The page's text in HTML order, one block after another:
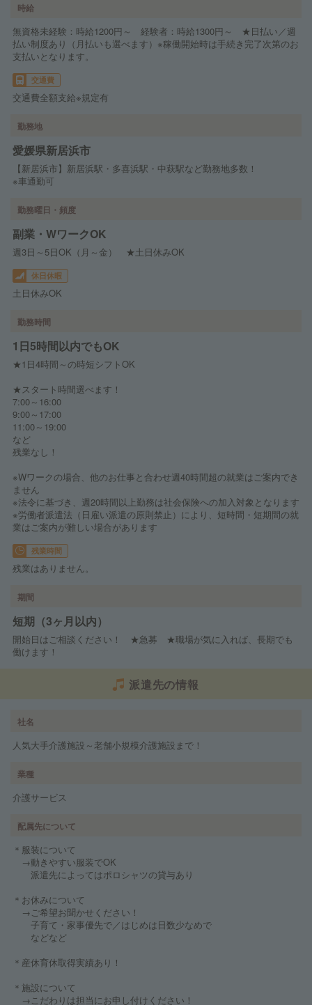
時給
無資格未経験：時給1200円～ 経験者：時給1300円～ ★日払い／週
払い制度あり（月払いも選べます）※稼働開始時は手続き完了次第のお
支払いとなります。
交通費
交通費全額支給※規定有
勤務地
愛媛県新居浜市
【新居浜市】新居浜駅・多喜浜駅・中萩駅など勤務地多数！
※車通勤可
勤務曜日・頻度
副業・WワークOK
週3日～5日OK（月～金） ★土日休みOK
休日休暇
土日休みOK
勤務時間
1日5時間以内でもOK
★1日4時間～の時短シフトOK
★スタート時間選べます！
7:00～16:00
9:00～17:00
11:00～19:00
など
残業なし！
※Wワークの場合、他のお仕事と合わせ週40時間超の就業はご案内でき
ません
※法令に基づき、週20時間以上勤務は社会保険への加入対象となります
※労働者派遣法（日雇い派遣の原則禁止）により、短時間・短期間の就
業はご案内が難しい場合があります
残業時間
残業はありません。
期間
短期（3ヶ月以内）
開始日はご相談ください！ ★急募 ★職場が気に入れば、長期でも
働けます！
派遣先の情報
社名
人気大手介護施設～老舗小規模介護施設まで！
業種
介護サービス
配属先について
＊服装について
→動きやすい服装でOK
派遣先によってはポロシャツの貸与あり
＊お休みについて
→ご希望お聞かせください！
子育て・家事優先で／はじめは日数少なめで
などなど
＊産休育休取得実績あり！
＊施設について
→こだわりは担当にお申し付けください！